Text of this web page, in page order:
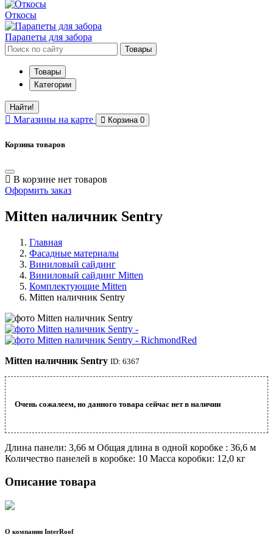
Откосы
Парапеты для забора
Товары
Товары
Категории
Найти!
Магазины на карте Корзина 0
Корзина товаров
В корзине нет товаров
Оформить заказ
Mitten наличник Sentry
Главная
Фасадные материалы
Виниловый сайдинг
Виниловый сайдинг Mitten
Комплектующие Mitten
Mitten наличник Sentry
Mitten наличник Sentry ID: 6367
Очень сожалеем, но данного товара сейчас нет в наличии
Длина панели: 3,66 м Общая длина в одной коробке : 36,6 м
Количество панелей в коробке: 10 Масса коробки: 12,0 кг
Описание товара
О компании InterRoof